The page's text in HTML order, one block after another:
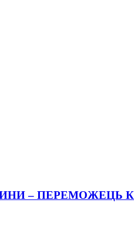
– ПЕРЕМОЖЕЦЬ